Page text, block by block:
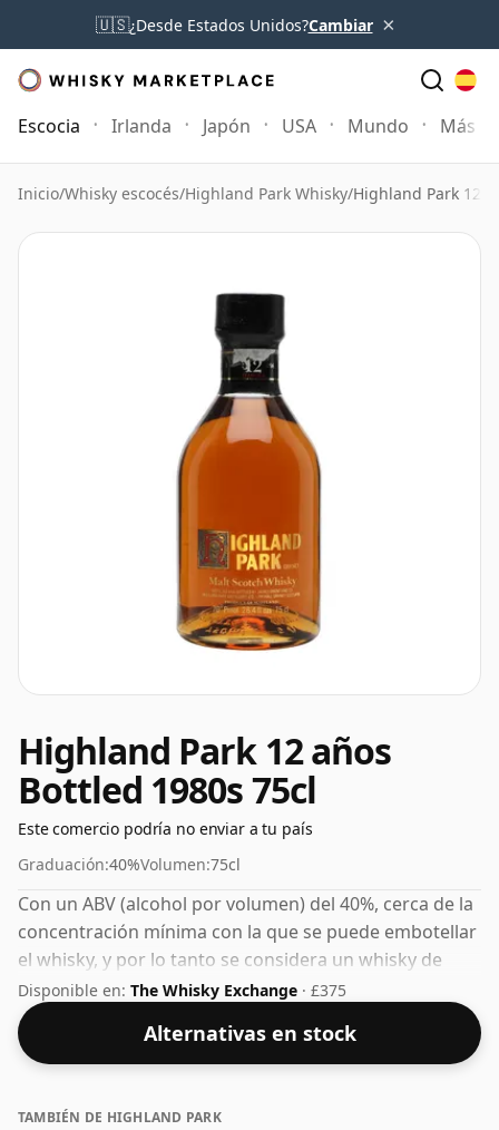
🇺🇸¿Desde Estados Unidos?Cambiar ×
Escocia Irlanda Japón USA Mundo Más
Inicio/Whisky escocés/Highland Park Whisky/Highland Park 12
Highland Park 12 años
Bottled 1980s 75cl
Este comercio podría no enviar a tu país
Graduación:40%Volumen:75cl
Con un ABV (alcohol por volumen) del 40%, cerca de la
concentración mínima con la que se puede embotellar
el whisky, y por lo tanto se considera un whisky de
concentración "estándar".
Disponible en: The Whisky Exchange · £375
Alternativas en stock
TAMBIÉN DE HIGHLAND PARK